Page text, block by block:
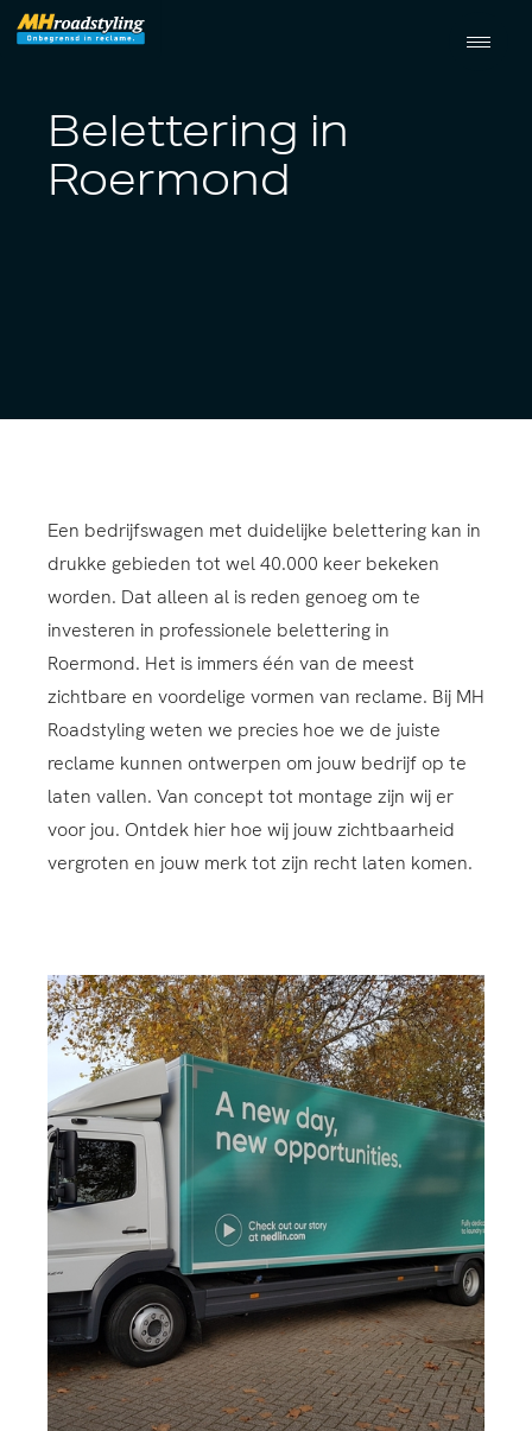
Belettering in
Roermond
Een bedrijfswagen met duidelijke belettering kan in
drukke gebieden tot wel 40.000 keer bekeken
worden. Dat alleen al is reden genoeg om te
investeren in professionele belettering in
Roermond. Het is immers één van de meest
zichtbare en voordelige vormen van reclame. Bij MH
Roadstyling weten we precies hoe we de juiste
reclame kunnen ontwerpen om jouw bedrijf op te
laten vallen. Van concept tot montage zijn wij er
voor jou. Ontdek hier hoe wij jouw zichtbaarheid
vergroten en jouw merk tot zijn recht laten komen.